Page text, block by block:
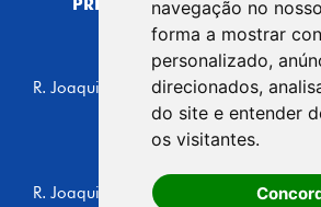
navegação no
forma a mostrar
personalizado,
direcionados,
do site e entender
os visitantes.
PREFEITURA MUNICIPAL DE
CNPJ: 44.892.693/
CENTRO
R. Joaquim das Neves, 211 - Vila
CEP: 06310-030,
Telefone: 4164-5500
GABINETE DO
R. Joaquim das Neves, 205 - Vila